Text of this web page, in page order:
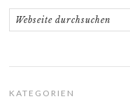
KATEGORIEN